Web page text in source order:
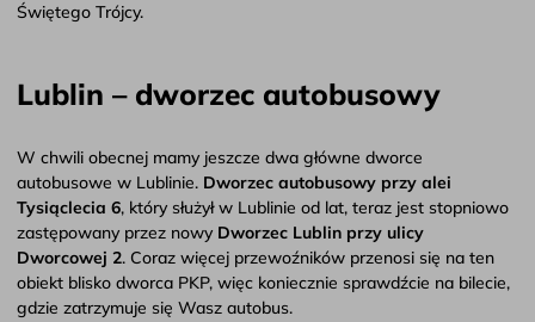
Świętego Trójcy.
Lublin – dworzec autobusowy
W chwili obecnej mamy jeszcze dwa główne dworce
autobusowe w Lublinie. Dworzec autobusowy przy alei
Tysiąclecia 6, który służył w Lublinie od lat, teraz jest stopniowo
zastępowany przez nowy Dworzec Lublin przy ulicy
Dworcowej 2. Coraz więcej przewoźników przenosi się na ten
obiekt blisko dworca PKP, więc koniecznie sprawdźcie na bilecie,
gdzie zatrzymuje się Wasz autobus.